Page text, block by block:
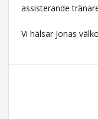
assisterande
Vi hälsar Jonas